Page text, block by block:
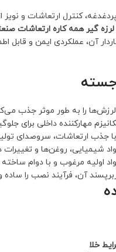
کنترل ارتعاشات و
لرزه گیر همه کاره ارتعاشات
آن، عملکردی ایمن و قابل
لرزش‌ها را به طور موثر جذب
مهارکننده داخلی
با جذب ارتعاشات، سروصدای
مواد شیمیایی، روغن‌ها و
اولیه مرغوب و با دوام
آن، فرآیند نصب را
خلا